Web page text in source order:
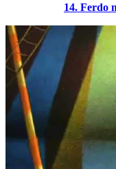
14. Ferdo